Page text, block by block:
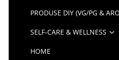
PRODUSE DIY (VG/PG &
SELF-CARE & WELLNESS
HOME